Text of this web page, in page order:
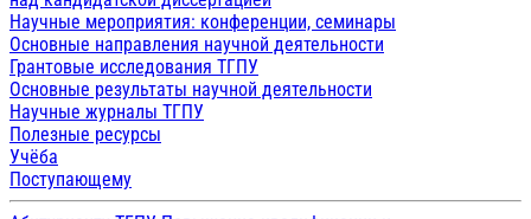
Научные мероприятия: конференции, семинары
Основные направления научной деятельности
Грантовые исследования ТГПУ
Основные результаты научной деятельности
Научные журналы ТГПУ
Полезные ресурсы
Учёба
Поступающему